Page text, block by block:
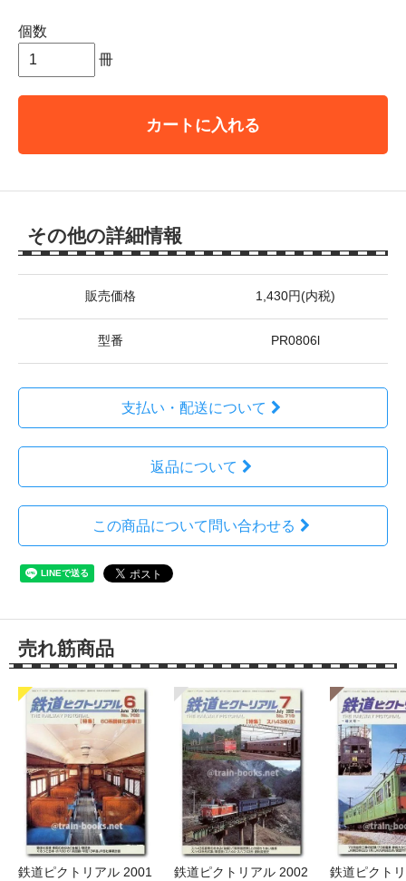
個数
冊
カートに入れる
その他の詳細情報
販売価格 1,430円(内税)
型番 PR0806l
支払い・配送について
返品について
この商品について問い合わせる
売れ筋商品
鉄道ピクトリアル 2001
鉄道ピクトリアル 2002
鉄道ピクト